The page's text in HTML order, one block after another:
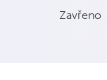
Zavřeno